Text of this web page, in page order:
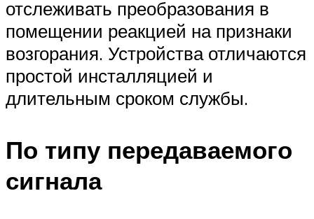
отслеживать преобразования в
помещении реакцией на признаки
возгорания. Устройства отличаются
простой инсталляцией и
длительным сроком службы.
По типу передаваемого
сигнала